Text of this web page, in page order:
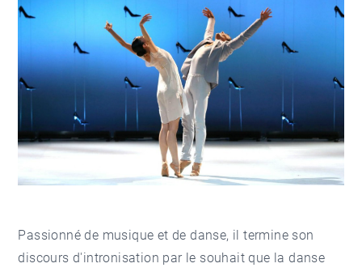
Passionné de musique et de danse, il termine son
discours d'intronisation par le souhait que la danse